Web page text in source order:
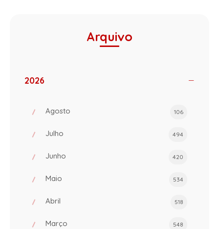
Arquivo
2026
Agosto 106
Julho 494
Junho 420
Maio 534
Abril 518
Março 548